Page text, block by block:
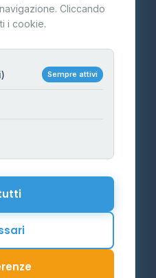
Cliccando
i cookie.
Sempre attivi